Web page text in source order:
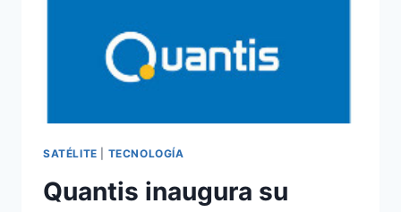
SATÉLITE TECNOLOGÍA
Quantis inaugura su